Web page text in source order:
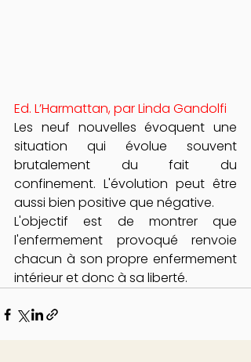
Ed. L’Harmattan, par Linda Gandolfi
Les neuf nouvelles évoquent une
situation qui évolue souvent
brutalement du fait du
confinement. L'évolution peut être
aussi bien positive que négative.
L'objectif est de montrer que
l'enfermement provoqué renvoie
chacun à son propre enfermement
intérieur et donc à sa liberté.